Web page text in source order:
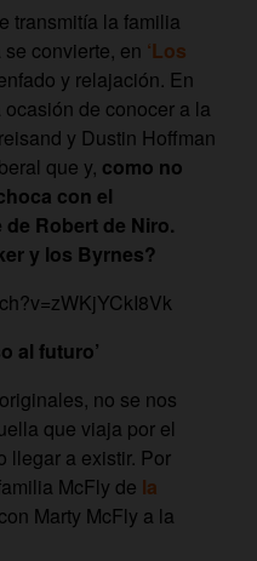
transmitía la familia
convierte, en ‘Los
y relajación. En
de conocer a la
y Dustin Hoffman
que y, como no
con el
Robert de Niro.
y los Byrnes?
al futuro’
no se nos
que viaja por el
llegar a existir. Por
McFly de la
Marty McFly a la